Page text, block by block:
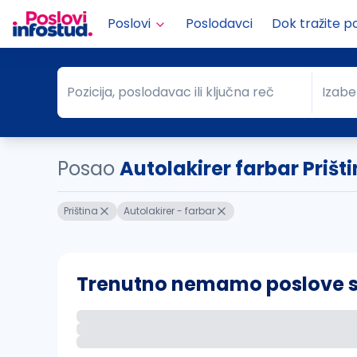
Poslovi Poslodavci Dok tražite
Pozicija, poslodavac ili ključna reč
Pozicija, poslodavac ili ključna reč Grad
PosaoAutolakirer farbar
Priština Autolakirer - farbar
Trenutno nemamo poslove